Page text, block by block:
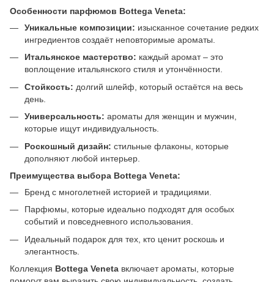
Особенности парфюмов Bottega Veneta:
Уникальные композиции: изысканное сочетание редких
ингредиентов создаёт неповторимые ароматы.
Итальянское мастерство: каждый аромат – это
воплощение итальянского стиля и утончённости.
Стойкость: долгий шлейф, который остаётся на весь
день.
Универсальность: ароматы для женщин и мужчин,
которые ищут индивидуальность.
Роскошный дизайн: стильные флаконы, которые
дополняют любой интерьер.
Преимущества выбора Bottega Veneta:
Бренд с многолетней историей и традициями.
Парфюмы, которые идеально подходят для особых
событий и повседневного использования.
Идеальный подарок для тех, кто ценит роскошь и
элегантность.
Коллекция Bottega Veneta включает ароматы, которые